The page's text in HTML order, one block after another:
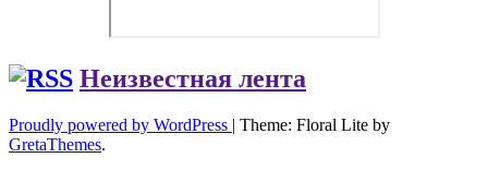
Неизвестная лента
Proudly powered by WordPress | Theme: Floral Lite by
GretaThemes.